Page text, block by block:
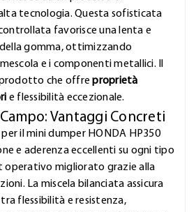
tecnologia. Questa sofisticata
favorisce una lenta e
gomma, ottimizzando
e i componenti metallici. Il
che offreproprietà
e flessibilità eccezionale.
Vantaggi Concreti
il mini dumper HONDA HP350
e aderenza eccellenti su ogni tipo
operativo migliorato grazie alla
La miscela bilanciata assicura
flessibilità e resistenza,